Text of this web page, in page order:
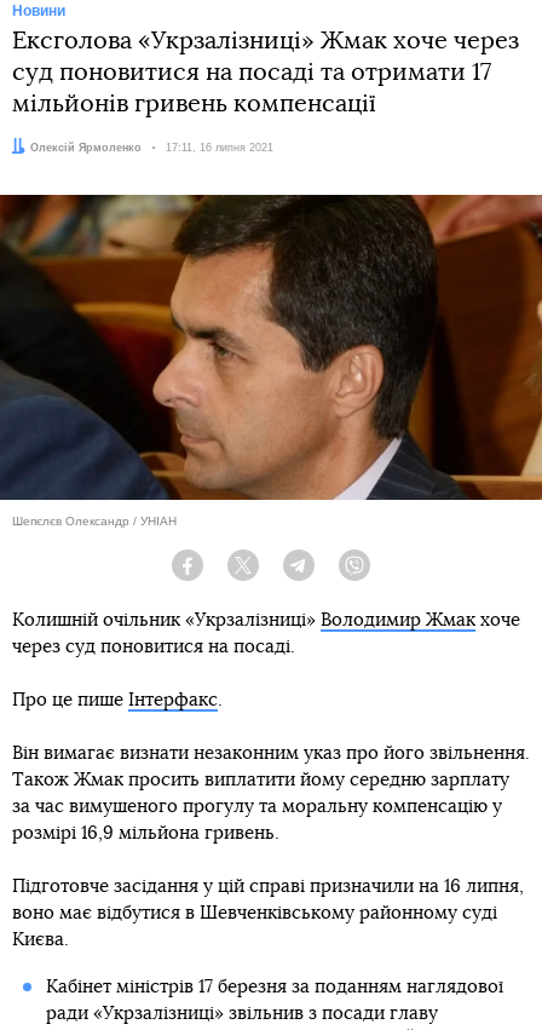
Новини
Ексголова «Укрзалізниці» Жмак хоче через
суд поновитися на посаді та отримати 17
мільйонів гривень компенсації
Автор:
Олексій Ярмоленко Дата:
17:11, 16 липня 2021
Шепєлєв Олександр / УНІАН
Facebook Twitter Telegram
Колишній очільник «Укрзалізниці» Володимир Жмак хоче
через суд поновитися на посаді.
Про це пише Інтерфакс.
Він вимагає визнати незаконним указ про його звільнення.
Також Жмак просить виплатити йому середню зарплату
за час вимушеного прогулу та моральну компенсацію у
розмірі 16,9 мільйона гривень.
Підготовче засідання у цій справі призначили на 16 липня,
воно має відбутися в Шевченківському районному суді
Києва.
Кабінет міністрів 17 березня за поданням наглядової
ради «Укрзалізниці» звільнив з посади главу